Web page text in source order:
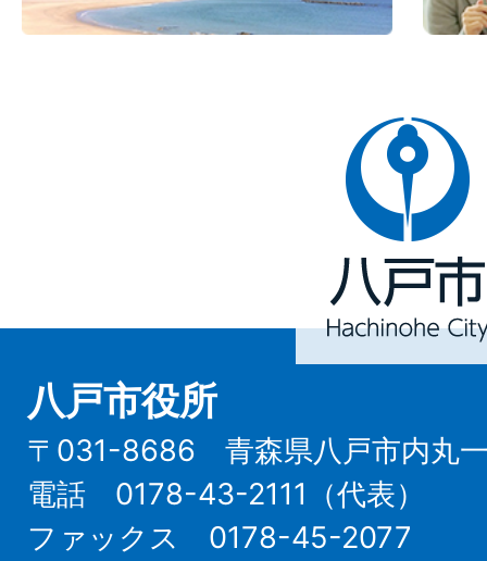
八
戸
市
Hachinohe
City
八戸市役所
〒031-8686 青森県八戸市内丸一
電話 0178-43-2111（代表）
ファックス 0178-45-2077